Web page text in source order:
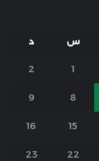
س د
1
2
8
9
15
16
22
23